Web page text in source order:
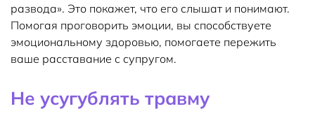
развода». Это покажет, что его слышат и понимают.
Помогая проговорить эмоции, вы способствуете
эмоциональному здоровью, помогаете пережить
ваше расставание с супругом.
Не усугублять травму